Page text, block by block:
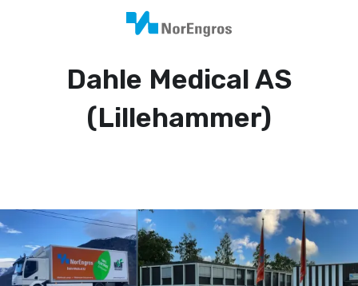
Dahle Medical AS
(Lillehammer)